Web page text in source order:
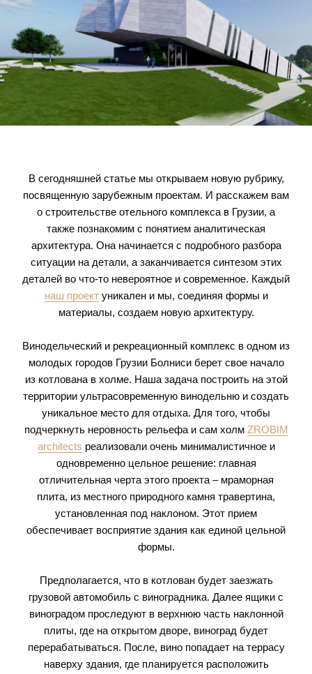
В сегодняшней статье мы открываем новую рубрику,
посвященную зарубежным проектам. И расскажем вам
о строительстве отельного комплекса в Грузии, а
также познакомим с понятием аналитическая
архитектура. Она начинается с подробного разбора
ситуации на детали, а заканчивается синтезом этих
деталей во что-то невероятное и современное. Каждый
наш проектуникален и мы, соединяя формы и
материалы, создаем новую архитектуру.
Винодельческий и рекреационный комплекс в одном из
молодых городов Грузии Болниси берет свое начало
из котлована в холме. Наша задача построить на этой
территории ультрасовременную винодельню и создать
уникальное место для отдыха. Для того, чтобы
подчеркнуть неровность рельефа и сам холм ZROBIM
architects реализовали очень минималистичное и
одновременно цельное решение: главная
отличительная черта этого проекта – мраморная
плита, из местного природного камня травертина,
установленная под наклоном. Этот прием
обеспечивает восприятие здания как единой цельной
формы.
Предполагается, что в котлован будет заезжать
грузовой автомобиль с виноградника. Далее ящики с
виноградом проследуют в верхнюю часть наклонной
плиты, где на открытом дворе, виноград будет
перерабатываться. После, вино попадает на террасу
наверху здания, где планируется расположить